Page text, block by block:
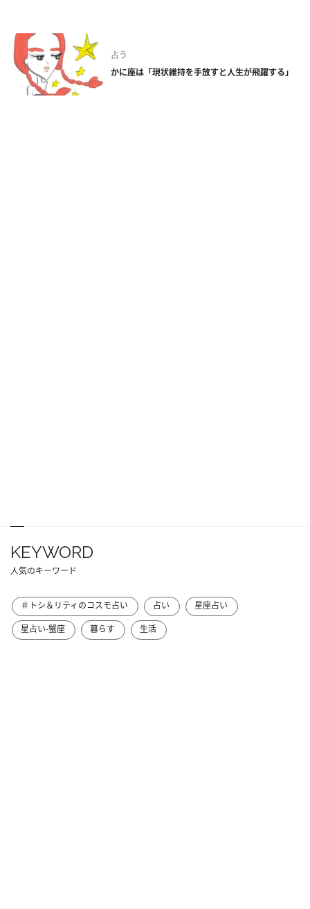
占う
かに座は「現状維持を手放すと人生が飛躍する」
KEYWORD
人気のキーワード
＃トシ＆リティのコスモ占い 占い
星座占い
星占い-蟹座
暮らす 生活